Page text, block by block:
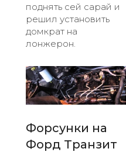
поднять сей сарай и
решил установить
домкрат на
лонжерон.
Форсунки на
Форд Транзит